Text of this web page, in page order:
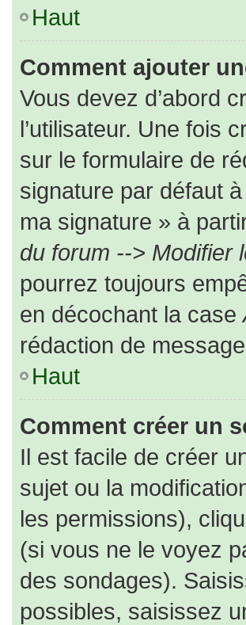
Haut
Comment ajouter
Vous devez d’abord
l’utilisateur. Une fois
sur le formulaire de
signature par défaut
ma signature » à
du forum --> Modifier
pourrez toujours
en décochant la case
rédaction de
Haut
Comment créer un
Il est facile de créer
sujet ou la
les permissions),
(si vous ne le voyez
des sondages).
possibles, saisissez